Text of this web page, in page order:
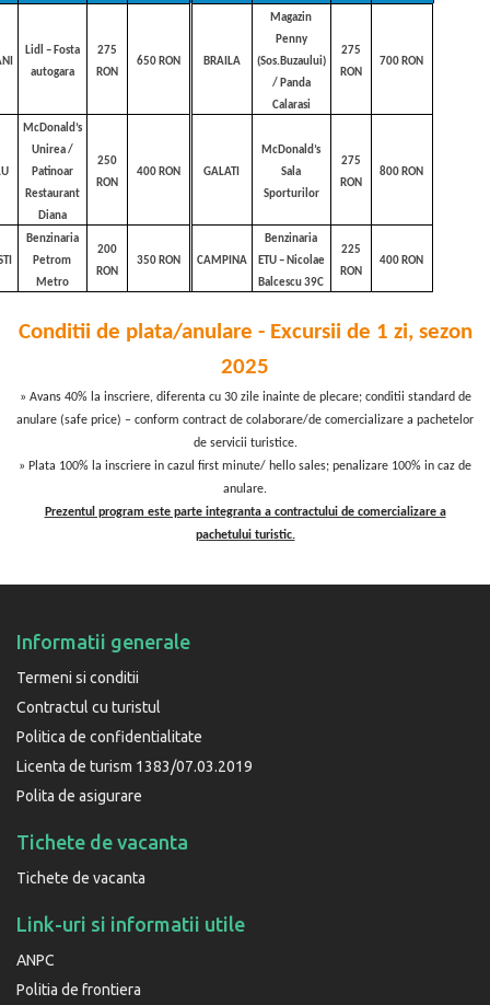
Lidl – Fosta
autogara
275
RON
650 RON BRAILA
Magazin
Penny
(Sos.Buzaului)
/ Panda
Calarasi
275
RON
700 RON
McDonald’s
Unirea /
Patinoar
Restaurant
Diana
250
RON
400 RON GALATI
McDonald’s
Sala
Sporturilor
275
RON
800 RON
Benzinaria
Petrom
Metro
200
RON
350 RON CAMPINA
Benzinaria
ETU – Nicolae
Balcescu 39C
225
RON
400 RON
Conditii de plata/anulare - Excursii de 1 zi, sezon
2025
» Avans 40% la inscriere, diferenta cu 30 zile inainte de plecare; conditii standard de
anulare (safe price) – conform contract de colaborare/de comercializare a pachetelor
de servicii turistice.
» Plata 100% la inscriere in cazul first minute/ hello sales; penalizare 100% in caz de
anulare.
Prezentul program este parte integranta a contractului de comercializare a
pachetului turistic.
Informatii generale
Termeni si conditii
Contractul cu turistul
Politica de confidentialitate
Licenta de turism 1383/07.03.2019
Polita de asigurare
Tichete de vacanta
Tichete de vacanta
Link-uri si informatii utile
ANPC
Politia de frontiera